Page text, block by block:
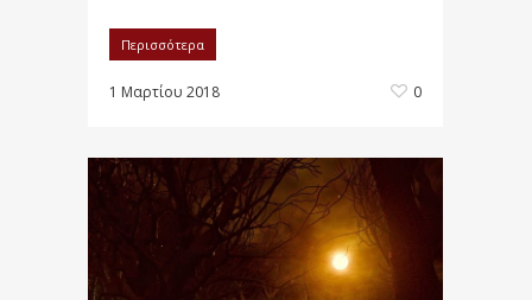
Περισσότερα
1 Μαρτίου 2018 0